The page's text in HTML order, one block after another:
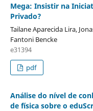
Mega: Insistir na
Privado?
Tailane Aparecida Lira,
Fantoni Bencke
e31394
pdf
Análise do nível de
de física sobre o